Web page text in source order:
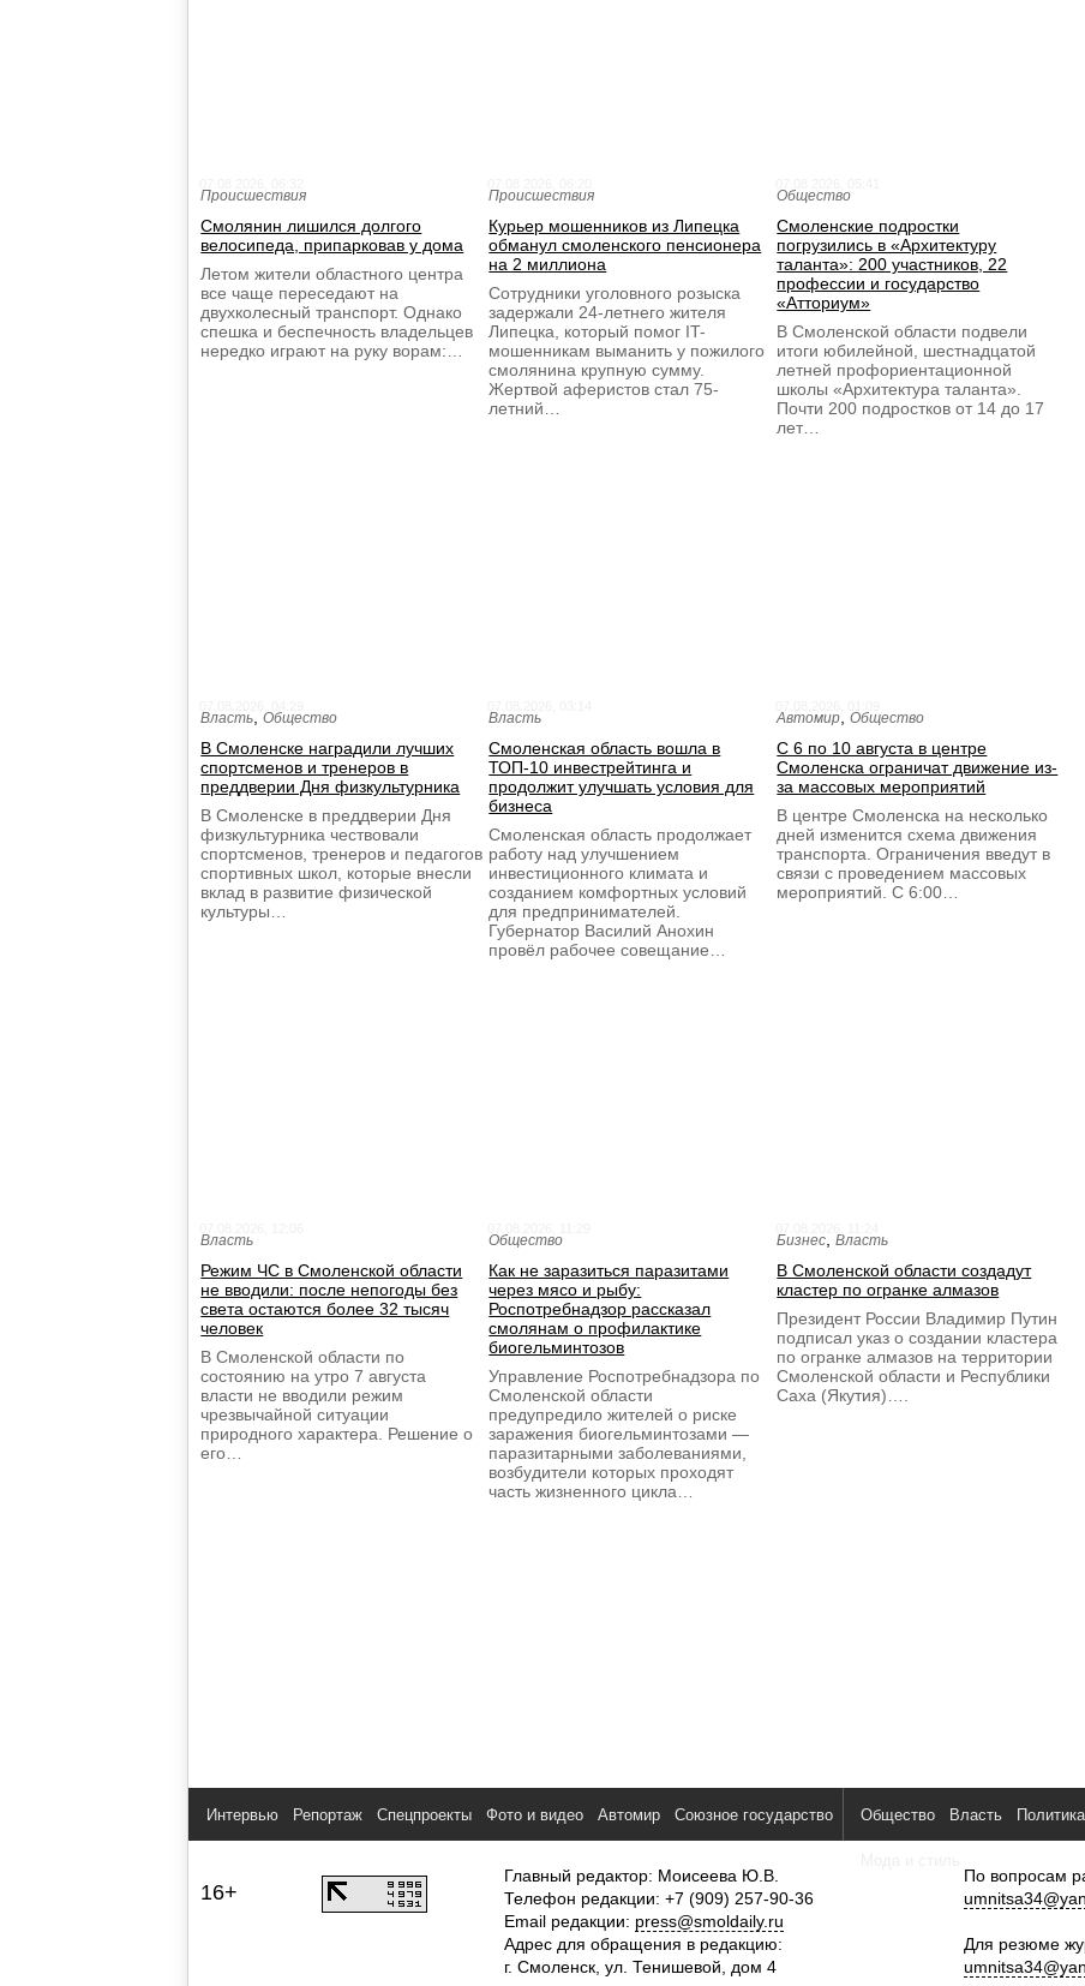
Происшествия
Смолянин лишился долгого
велосипеда, припарковав у дома
Летом жители областного центра
все чаще переседают на
двухколесный транспорт. Однако
спешка и беспечность владельцев
нередко играют на руку ворам:…
Происшествия
Курьер мошенников из Липецка
обманул смоленского пенсионера
на 2 миллиона
Сотрудники уголовного розыска
задержали 24-летнего жителя
Липецка, который помог IT-
мошенникам выманить у пожилого
смолянина крупную сумму.
Жертвой аферистов стал 75-
летний…
Общество
Смоленские подростки
погрузились в «Архитектуру
таланта»: 200 участников, 22
профессии и государство
«Атториум»
В Смоленской области подвели
итоги юбилейной, шестнадцатой
летней профориентационной
школы «Архитектура таланта».
Почти 200 подростков от 14 до 17
лет…
Власть ,Общество
В Смоленске наградили лучших
спортсменов и тренеров в
преддверии Дня физкультурника
В Смоленске в преддверии Дня
физкультурника чествовали
спортсменов, тренеров и педагогов
спортивных школ, которые внесли
вклад в развитие физической
культуры…
Власть
Смоленская область вошла в
ТОП-10 инвестрейтинга и
продолжит улучшать условия для
бизнеса
Смоленская область продолжает
работу над улучшением
инвестиционного климата и
созданием комфортных условий
для предпринимателей.
Губернатор Василий Анохин
провёл рабочее совещание…
Автомир ,Общество
С 6 по 10 августа в центре
Смоленска ограничат движение из-
за массовых мероприятий
В центре Смоленска на несколько
дней изменится схема движения
транспорта. Ограничения введут в
связи с проведением массовых
мероприятий. С 6:00…
Власть
Режим ЧС в Смоленской области
не вводили: после непогоды без
света остаются более 32 тысяч
человек
В Смоленской области по
состоянию на утро 7 августа
власти не вводили режим
чрезвычайной ситуации
природного характера. Решение о
его…
Общество
Как не заразиться паразитами
через мясо и рыбу:
Роспотребнадзор рассказал
смолянам о профилактике
биогельминтозов
Управление Роспотребнадзора по
Смоленской области
предупредило жителей о риске
заражения биогельминтозами —
паразитарными заболеваниями,
возбудители которых проходят
часть жизненного цикла…
Бизнес ,Власть
В Смоленской области создадут
кластер по огранке алмазов
Президент России Владимир Путин
подписал указ о создании кластера
по огранке алмазов на территории
Смоленской области и Республики
Саха (Якутия)….
Интервью Репортаж Спецпроекты Фото и видео Автомир Союзное государство Общество Власть Политика
16+
Главный редактор: Моисеева Ю.В.
Телефон редакции: +7 (909) 257-90-36
Email редакции: press@smoldaily.ru
Адрес для обращения в редакцию:
г. Смоленск, ул. Тенишевой, дом 4
По вопросам
Для резюме